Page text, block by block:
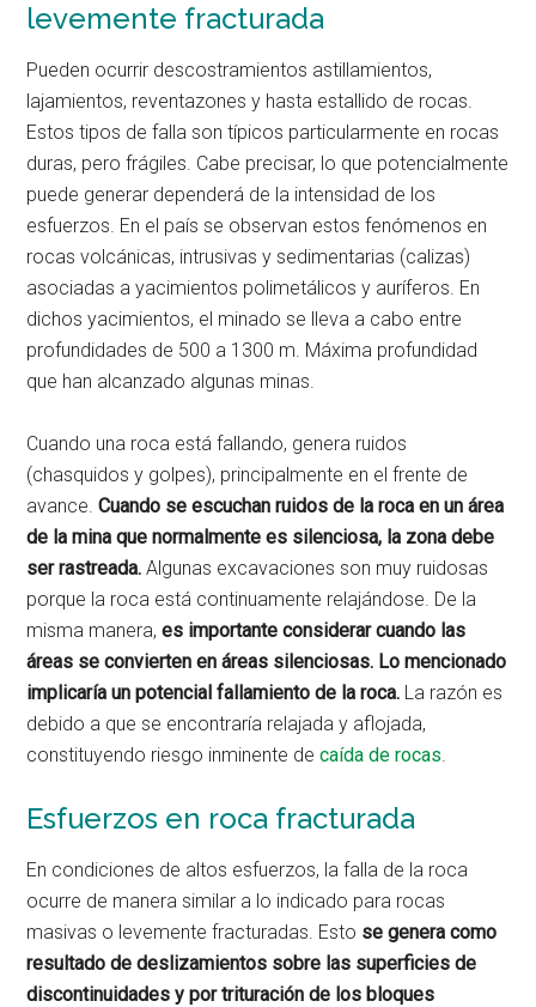
levemente fracturada
Pueden ocurrir descostramientos astillamientos,
lajamientos, reventazones y hasta estallido de rocas.
Estos tipos de falla son típicos particularmente en rocas
duras, pero frágiles. Cabe precisar, lo que potencialmente
puede generar dependerá de la intensidad de los
esfuerzos. En el país se observan estos fenómenos en
rocas volcánicas, intrusivas y sedimentarias (calizas)
asociadas a yacimientos polimetálicos y auríferos. En
dichos yacimientos, el minado se lleva a cabo entre
profundidades de 500 a 1300 m. Máxima profundidad
que han alcanzado algunas minas.
Cuando una roca está fallando, genera ruidos
(chasquidos y golpes), principalmente en el frente de
avance. Cuando se escuchan ruidos de la roca en un área
de la mina que normalmente es silenciosa, la zona debe
ser rastreada. Algunas excavaciones son muy ruidosas
porque la roca está continuamente relajándose. De la
misma manera,es importante considerar cuando las
áreas se convierten en áreas silenciosas. Lo mencionado
implicaría un potencial fallamiento de la roca. La razón es
debido a que se encontraría relajada y aflojada,
constituyendo riesgo inminente decaída de rocas.
Esfuerzos en roca fracturada
En condiciones de altos esfuerzos, la falla de la roca
ocurre de manera similar a lo indicado para rocas
masivas o levemente fracturadas. Esto se genera como
resultado de deslizamientos sobre las superficies de
discontinuidades y por trituración de los bloques